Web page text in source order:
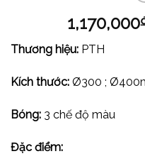
1,170,000
Thương hiệu: PTH
Kích thước: Ø300 ;
Bóng: 3 chế độ màu
Đặc điểm: